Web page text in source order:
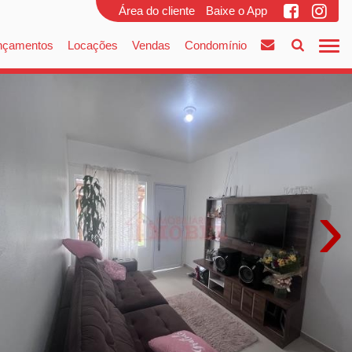
Área do cliente Baixe o App
Locações Vendas Condomínio
›